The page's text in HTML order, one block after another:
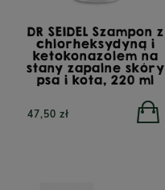
DR SEIDEL Szampon z
chlorheksydyną i
ketokonazolem na
stany zapalne skóry
psa i kota, 220 ml
47,50 zł